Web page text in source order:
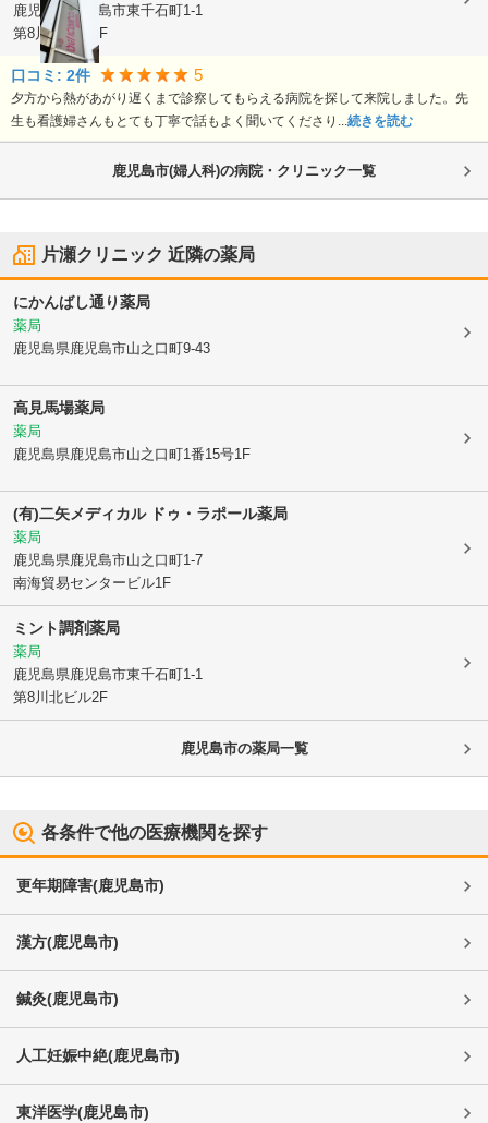
鹿児島県鹿児島市東千石町1-1
第8川北ビル6F
口コミ: 2件 5
夕方から熱があがり遅くまで診察してもらえる病院を探して来院しました。先
生も看護婦さんもとても丁寧で話もよく聞いてくださり...続きを読む
鹿児島市(婦人科)の病院・クリニック一覧
片瀬クリニック 近隣の薬局
にかんばし通り薬局
薬局
鹿児島県鹿児島市山之口町9-43
高見馬場薬局
薬局
鹿児島県鹿児島市山之口町1番15号1F
(有)二矢メディカル ドゥ・ラポール薬局
薬局
鹿児島県鹿児島市山之口町1-7
南海貿易センタービル1F
ミント調剤薬局
薬局
鹿児島県鹿児島市東千石町1-1
第8川北ビル2F
鹿児島市の薬局一覧
各条件で他の医療機関を探す
更年期障害(鹿児島市)
漢方(鹿児島市)
鍼灸(鹿児島市)
人工妊娠中絶(鹿児島市)
東洋医学(鹿児島市)